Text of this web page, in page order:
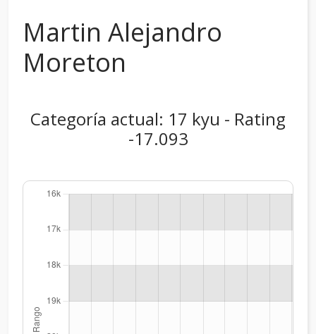
Martin Alejandro
Moreton
Categoría actual: 17 kyu - Rating
-17.093